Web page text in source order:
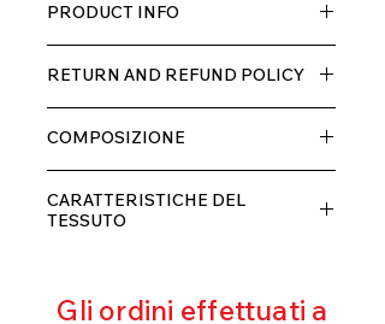
PRODUCT INFO
di elastane, molto comodo per chi lo
indossa grazia alla sua elastcità, in
doppio strato con fodera.
RETURN AND REFUND POLICY
entro 10 giorni dal ricevimento,
rimborseremo il cliente, escluse le
spese di spedizione, non appena
riceveremo la merce resa ed
COMPOSIZIONE
20% ELASTANE
CARATTERISTICHE DEL
TESSUTO
Resistente al pilling
Gli ordini effettuati a